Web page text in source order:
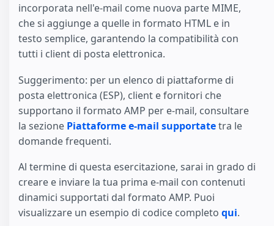
incorporata nell'e-mail come nuova parte MIME,
che si aggiunge a quelle in formato HTML e in
testo semplice, garantendo la compatibilità con
tutti i client di posta elettronica.
Suggerimento: per un elenco di piattaforme di
posta elettronica (ESP), client e fornitori che
supportano il formato AMP per e-mail, consultare
la sezione Piattaforme e-mail supportatetra le
domande frequenti.
Al termine di questa esercitazione, sarai in grado di
creare e inviare la tua prima e-mail con contenuti
dinamici supportati dal formato AMP. Puoi
visualizzare un esempio di codice completo qui.